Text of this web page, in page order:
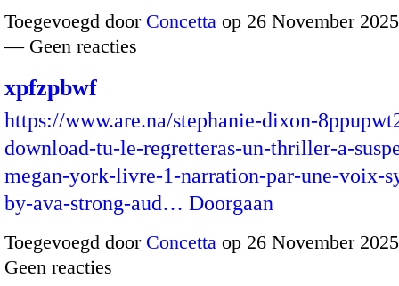
Toegevoegd door Concetta op 26 November
— Geen reacties
xpfzpbwf
https://www.are.na/stephanie-dixon-
download-tu-le-regretteras-un-thriller-a-
megan-york-livre-1-narration-par-une-voix-
by-ava-strong-aud… Doorgaan
Toegevoegd door Concetta op 26 November
Geen reacties